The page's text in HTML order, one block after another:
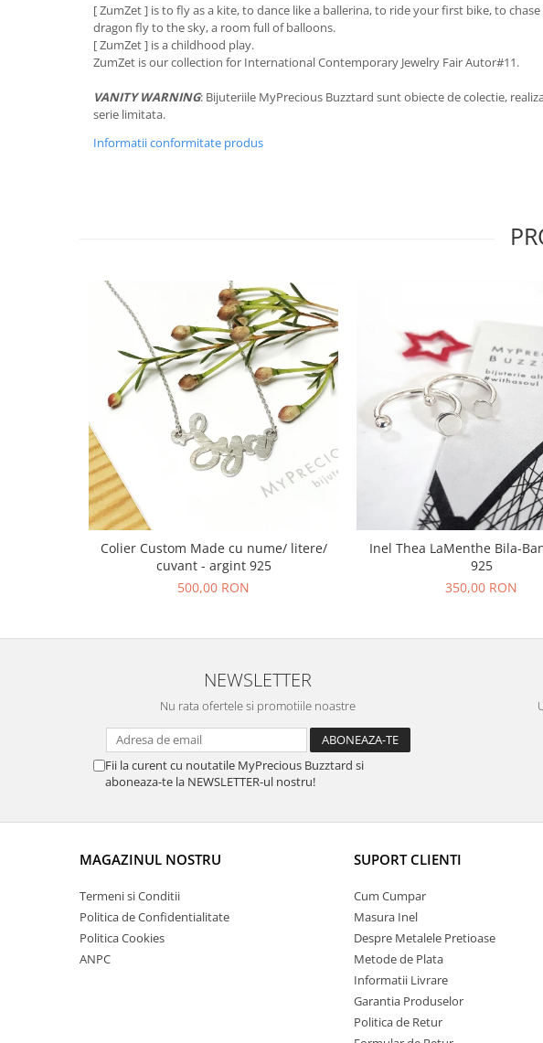
[ ZumZet ] is to fly as a kite, to dance like a ballerina, to ride your first bike, to chase
dragon fly to the sky, a room full of balloons.
[ ZumZet ] is a childhood play.
ZumZet is our collection for International Contemporary Jewelry Fair Autor#11.
VANITY WARNING: Bijuteriile MyPrecious Buzztard sunt obiecte de colectie,
serie limitata.
Informatii conformitate produs
Colier Custom Made cu nume/ litere/
cuvant - argint 925
500,00 RON
Inel Thea LaMenthe Bila-
925
350,00 RON
NEWSLETTER
Nu rata ofertele si promotiile noastre
Fii la curent cu noutatile MyPrecious Buzztard si
aboneaza-te la NEWSLETTER-ul nostru!
MAGAZINUL NOSTRU
Termeni si Conditii
Politica de Confidentialitate
Politica Cookies
ANPC
SUPORT CLIENTI
Cum Cumpar
Masura Inel
Despre Metalele Pretioase
Metode de Plata
Informatii Livrare
Garantia Produselor
Politica de Retur